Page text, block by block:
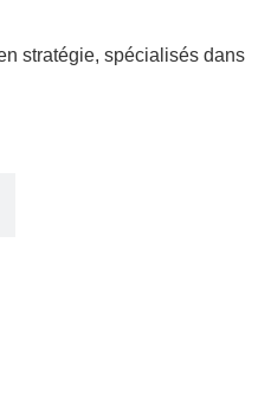
stratégie, spécialisés dans